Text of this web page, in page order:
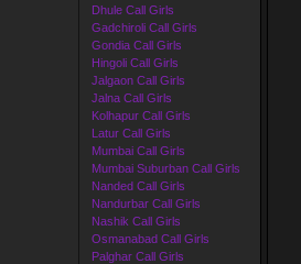
Dhule Call Girls
Gadchiroli Call Girls
Gondia Call Girls
Hingoli Call Girls
Jalgaon Call Girls
Jalna Call Girls
Kolhapur Call Girls
Latur Call Girls
Mumbai Call Girls
Mumbai Suburban Call Girls
Nanded Call Girls
Nandurbar Call Girls
Nashik Call Girls
Osmanabad Call Girls
Palghar Call Girls